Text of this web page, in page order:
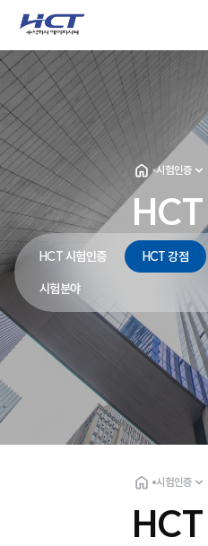
시험인증
HCT 시험인증 HCT 강점
시험분야
시험인증
HCT